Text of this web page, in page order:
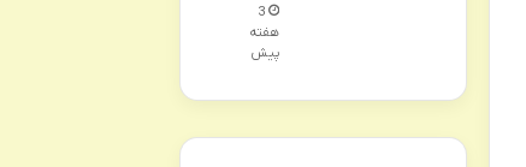
3
هفته
پیش